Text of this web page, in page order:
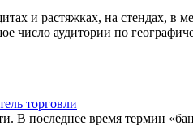
и растяжках, на стендах, в
число аудитории по
торговли
В последнее время термин